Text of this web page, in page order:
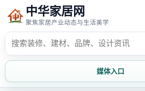
中华家居网
聚焦家居产业动态与生活美学
媒体入口